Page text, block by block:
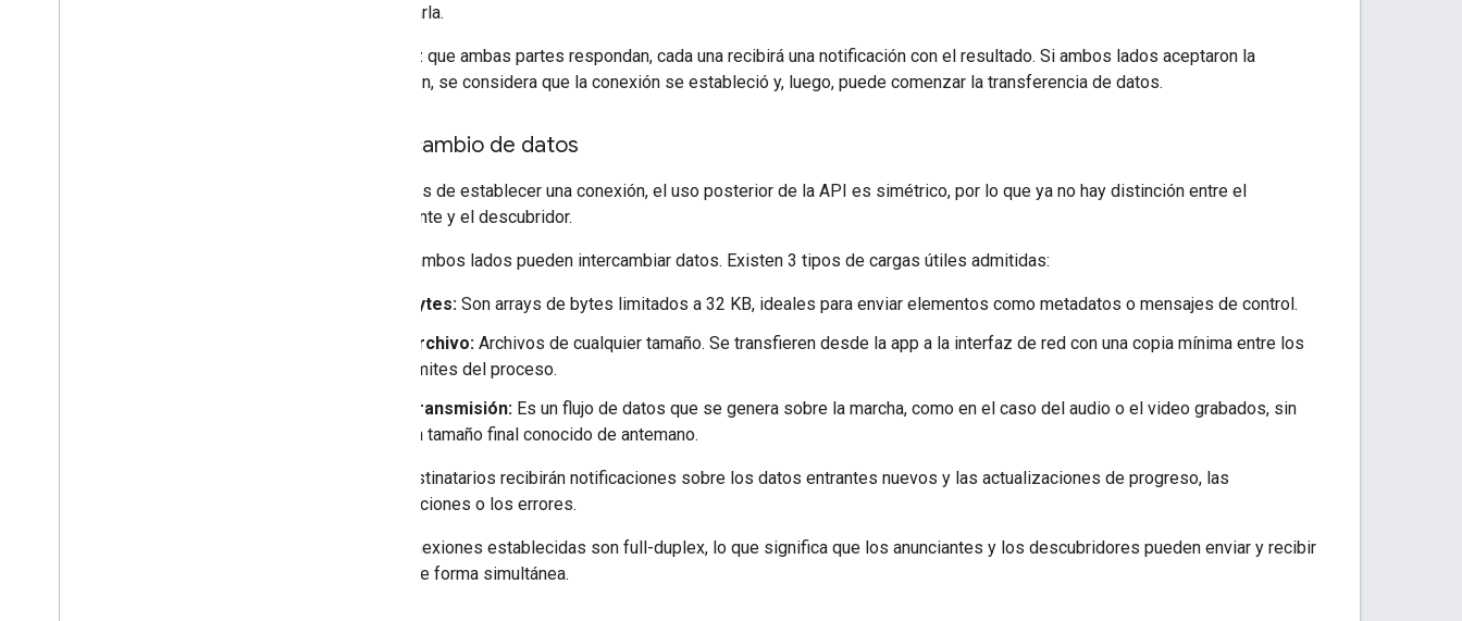
rechazarla.
Una vez que ambas partes respondan, cada una recibirá una notificación con el resultado. Si ambos lados aceptaron la
conexión, se considera que la conexión se estableció y, luego, puede comenzar la transferencia de datos.
Intercambio de datos
Después de establecer una conexión, el uso posterior de la API es simétrico, por lo que ya no hay distinción entre el
anunciante y el descubridor.
Ahora, ambos lados pueden intercambiar datos. Existen 3 tipos de cargas útiles admitidas:
Bytes: Son arrays de bytes limitados a 32 KB, ideales para enviar elementos como metadatos o mensajes de control.
Archivo: Archivos de cualquier tamaño. Se transfieren desde la app a la interfaz de red con una copia mínima entre los
límites del proceso.
Transmisión: Es un flujo de datos que se genera sobre la marcha, como en el caso del audio o el video grabados, sin
un tamaño final conocido de antemano.
Los destinatarios recibirán notificaciones sobre los datos entrantes nuevos y las actualizaciones de progreso, las
cancelaciones o los errores.
Las conexiones establecidas son full-duplex, lo que significa que los anunciantes y los descubridores pueden enviar y recibir
datos de forma simultánea.